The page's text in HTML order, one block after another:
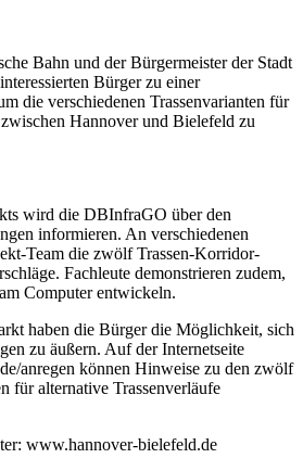
Bahn und der Bürgermeister der Stadt
Bürger zu einer
die verschiedenen Trassenvarianten für
Hannover und Bielefeld zu
wird die DBInfraGO über den
informieren. An verschiedenen
Team die zwölf Trassen-Korridor-
Fachleute demonstrieren zudem,
Computer entwickeln.
haben die Bürger die Möglichkeit, sich
zu äußern. Auf der Internetseite
anregen können Hinweise zu den zwölf
für alternative Trassenverläufe
www.hannover-bielefeld.de